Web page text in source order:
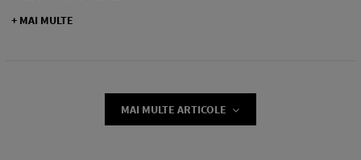
+ MAI MULTE
MAI MULTE ARTICOLE